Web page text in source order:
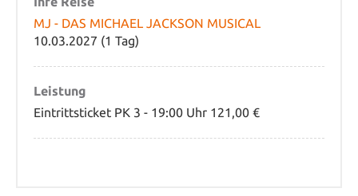
MJ - DAS MICHAEL JACKSON MUSICAL
10.03.2027 (1 Tag)
Leistung
Eintrittsticket PK 3 - 19:00 Uhr 121,00 €